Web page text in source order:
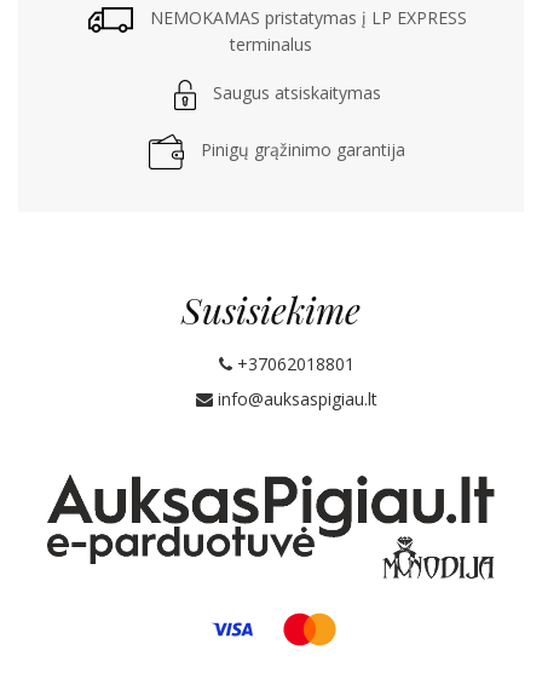
NEMOKAMAS pristatymas į LP EXPRESS
terminalus
Saugus atsiskaitymas
Pinigų grąžinimo garantija
Susisiekime
+37062018801
info@auksaspigiau.lt